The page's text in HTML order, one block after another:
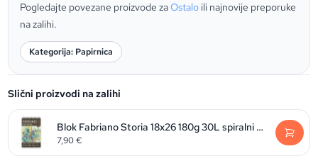
Pogledajte povezane proizvode zaOstalo ili najnovije preporuke
na zalihi.
Kategorija: Papirnica
Slični proizvodi na zalihi
Blok Fabriano Storia 18x26 180g 30L spiralni top side 19100736
7,90€